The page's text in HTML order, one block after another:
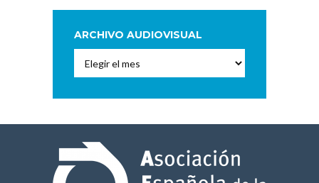
ARCHIVO AUDIOVISUAL
Audiovisual